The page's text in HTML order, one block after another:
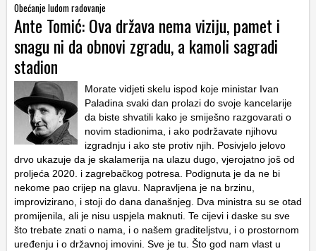
Obećanje ludom radovanje
Ante Tomić: Ova država nema viziju, pamet i
snagu ni da obnovi zgradu, a kamoli sagradi
stadion
Morate vidjeti skelu ispod koje ministar Ivan
Paladina svaki dan prolazi do svoje kancelarije
da biste shvatili kako je smiješno razgovarati o
novim stadionima, i ako podržavate njihovu
izgradnju i ako ste protiv njih. Posivjelo jelovo
drvo ukazuje da je skalamerija na ulazu dugo, vjerojatno još od
proljeća 2020. i zagrebačkog potresa. Podignuta je da ne bi
nekome pao crijep na glavu. Napravljena je na brzinu,
improvizirano, i stoji do dana današnjeg. Dva ministra su se otad
promijenila, ali je nisu uspjela maknuti. Te cijevi i daske su sve
što trebate znati o nama, i o našem graditeljstvu, i o prostornom
uređenju i o državnoj imovini. Sve je tu. Što god nam vlast u